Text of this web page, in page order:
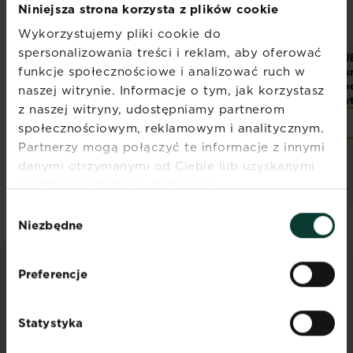
Niniejsza strona korzysta z plików cookie
Wykorzystujemy pliki cookie do
spersonalizowania treści i reklam, aby oferować
funkcje społecznościowe i analizować ruch w
naszej witrynie. Informacje o tym, jak korzystasz
z naszej witryny, udostępniamy partnerom
społecznościowym, reklamowym i analitycznym.
Partnerzy mogą połączyć te informacje z innymi
danymi otrzymanymi od Ciebie lub uzyskanymi
podczas korzystania z ich usług.
zgody
Niezbędne
Preferencje
Statystyka
SUBSTRAL
Osmocote®Gotowe
Podłoże do Róż
Znajdź sklep
SUBSTRAL
Osmocote®Gotowe
Podłoże do Juk i
Palm
Znajdź sklep
PORADY I INSPIRACJE
Odkryj wszystkie artykuły